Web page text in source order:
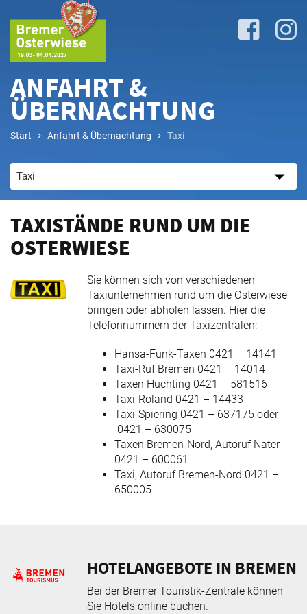
Lageplan
Attraktionen
P+R
Programm
ANFAHRT &
ÜBERNACHTUNG
Start Anfahrt & Übernachtung Taxi
TAXISTÄNDE RUND UM DIE
OSTERWIESE
Sie können sich von verschiedenen
Taxiunternehmen rund um die Osterwiese
bringen oder abholen lassen. Hier die
Telefonnummern der Taxizentralen:
Hansa-Funk-Taxen 0421 – 14141
Taxi-Ruf Bremen 0421 – 14014
Taxen Huchting 0421 – 581516
Taxi-Roland 0421 – 14433
Taxi-Spiering 0421 – 637175 oder
0421 – 630075
Taxen Bremen-Nord, Autoruf Nater
0421 – 600061
Taxi, Autoruf Bremen-Nord 0421 –
650005
HOTELANGEBOTE IN BREMEN
Bei der Bremer Touristik-Zentrale können
Sie Hotels online buchen.